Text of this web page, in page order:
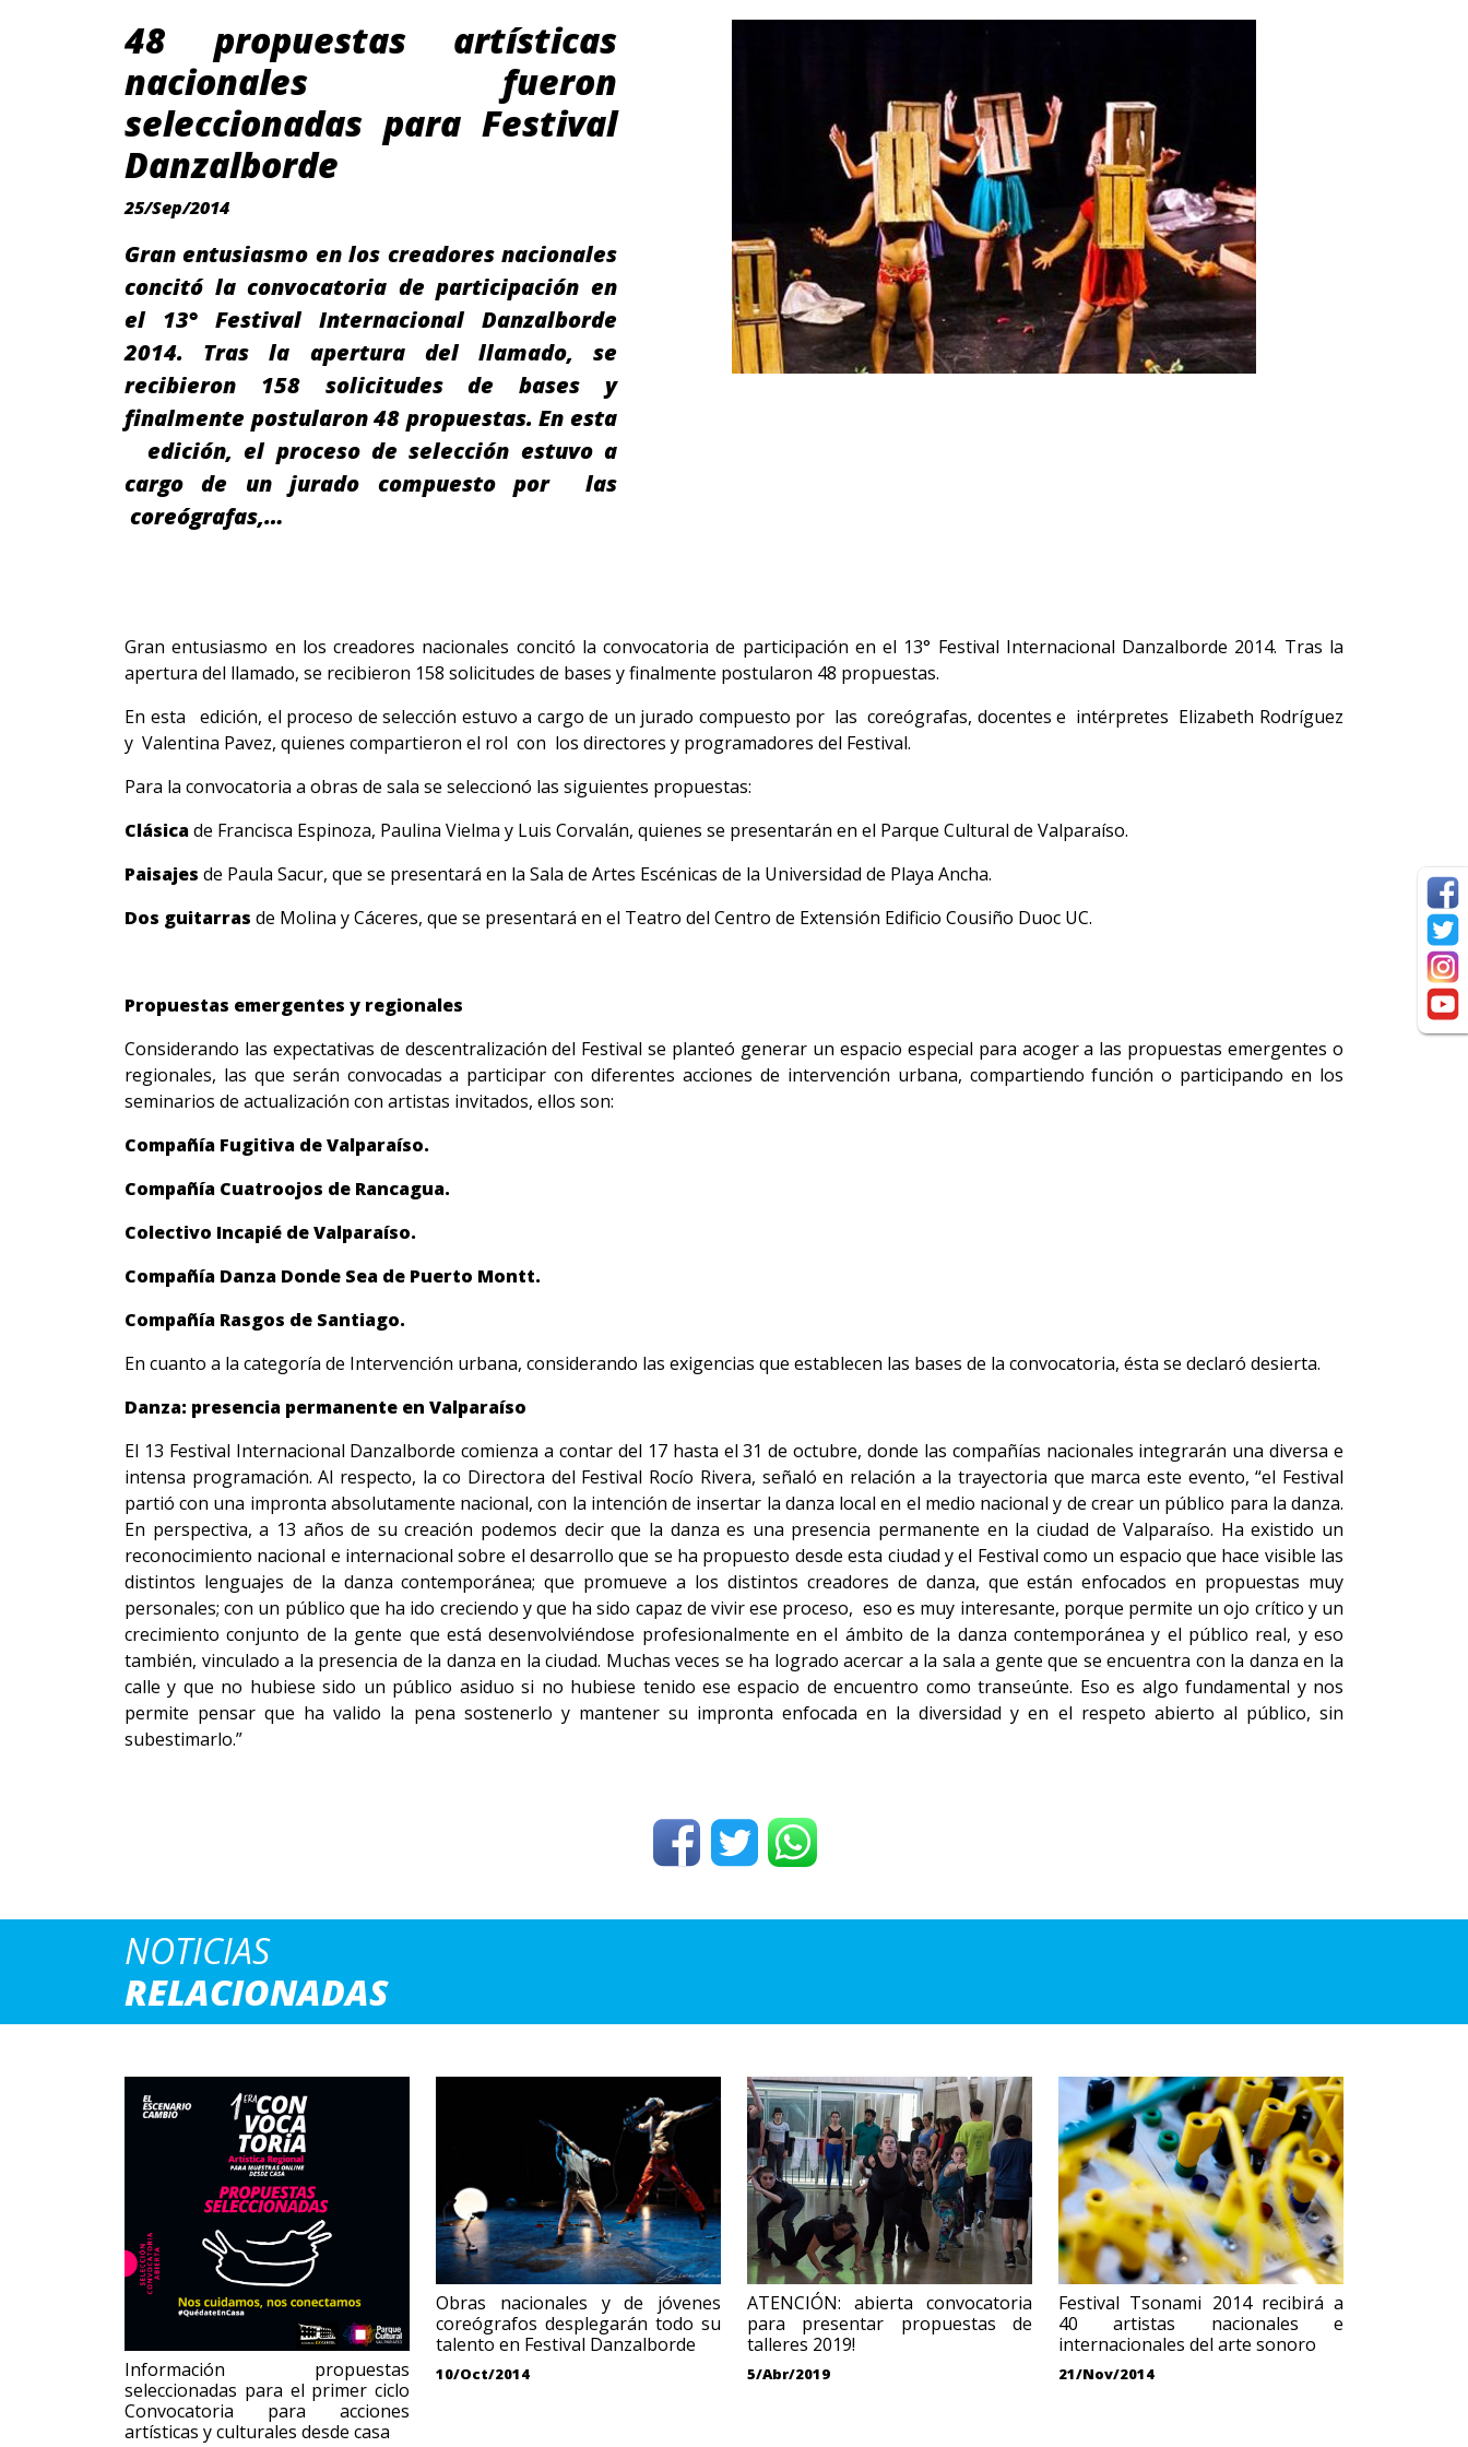
48 propuestas artísticas
nacionales fueron
seleccionadas para Festival
Danzalborde
25/Sep/2014
Gran entusiasmo en los creadores nacionales
concitó la convocatoria de participación en
el 13° Festival Internacional Danzalborde
2014. Tras la apertura del llamado, se
recibieron 158 solicitudes de bases y
finalmente postularon 48 propuestas. En esta
edición, el proceso de selección estuvo a
cargo de un jurado compuesto por las
coreógrafas,…
Gran entusiasmo en los creadores nacionales concitó la convocatoria de participación en el 13° Festival Internacional Danzalborde 2014. Tras la
apertura del llamado, se recibieron 158 solicitudes de bases y finalmente postularon 48 propuestas.
En esta edición, el proceso de selección estuvo a cargo de un jurado compuesto por las coreógrafas, docentes e intérpretes Elizabeth Rodríguez
y Valentina Pavez, quienes compartieron el rol con los directores y programadores del Festival.
Para la convocatoria a obras de sala se seleccionó las siguientes propuestas:
Clásicade Francisca Espinoza, Paulina Vielma y Luis Corvalán, quienes se presentarán en el Parque Cultural de Valparaíso.
Paisajes de Paula Sacur, que se presentará en la Sala de Artes Escénicas de la Universidad de Playa Ancha.
Dos guitarras de Molina y Cáceres, que se presentará en el Teatro del Centro de Extensión Edificio Cousiño Duoc UC.
Propuestas emergentes y regionales
Considerando las expectativas de descentralización del Festival se planteó generar un espacio especial para acoger a las propuestas emergentes o
regionales, las que serán convocadas a participar con diferentes acciones de intervención urbana, compartiendo función o participando en los
seminarios de actualización con artistas invitados, ellos son:
Compañía Fugitiva de Valparaíso.
Compañía Cuatroojos de Rancagua.
Colectivo Incapié de Valparaíso.
Compañía Danza Donde Sea de Puerto Montt.
Compañía Rasgos de Santiago.
En cuanto a la categoría de Intervención urbana, considerando las exigencias que establecen las bases de la convocatoria, ésta se declaró desierta.
Danza: presencia permanente en Valparaíso
El 13 Festival Internacional Danzalborde comienza a contar del 17 hasta el 31 de octubre, donde las compañías nacionales integrarán una diversa e
intensa programación. Al respecto, la co Directora del Festival Rocío Rivera, señaló en relación a la trayectoria que marca este evento, “el Festival
partió con una impronta absolutamente nacional, con la intención de insertar la danza local en el medio nacional y de crear un público para la danza.
En perspectiva, a 13 años de su creación podemos decir que la danza es una presencia permanente en la ciudad de Valparaíso. Ha existido un
reconocimiento nacional e internacional sobre el desarrollo que se ha propuesto desde esta ciudad y el Festival como un espacio que hace visible las
distintos lenguajes de la danza contemporánea; que promueve a los distintos creadores de danza, que están enfocados en propuestas muy
personales; con un público que ha ido creciendo y que ha sido capaz de vivir ese proceso, eso es muy interesante, porque permite un ojo crítico y un
crecimiento conjunto de la gente que está desenvolviéndose profesionalmente en el ámbito de la danza contemporánea y el público real, y eso
también, vinculado a la presencia de la danza en la ciudad. Muchas veces se ha logrado acercar a la sala a gente que se encuentra con la danza en la
calle y que no hubiese sido un público asiduo si no hubiese tenido ese espacio de encuentro como transeúnte. Eso es algo fundamental y nos
permite pensar que ha valido la pena sostenerlo y mantener su impronta enfocada en la diversidad y en el respeto abierto al público, sin
subestimarlo.”
NOTICIAS
RELACIONADAS
Información propuestas
seleccionadas para el primer ciclo
Convocatoria para acciones
artísticas y culturales desde casa
Obras nacionales y de jóvenes
coreógrafos desplegarán todo su
talento en Festival Danzalborde
10/Oct/2014
ATENCIÓN: abierta convocatoria
para presentar propuestas de
talleres 2019!
5/Abr/2019
Festival Tsonami 2014 recibirá a
40 artistas nacionales e
internacionales del arte sonoro
21/Nov/2014